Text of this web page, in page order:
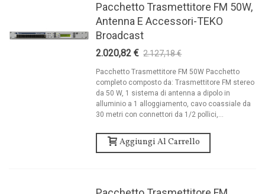
Pacchetto Trasmettitore FM 50W,
Antenna E Accessori-TEKO
Broadcast
2.020,82 € 2.127,18 €
Pacchetto Trasmettitore FM 50W Pacchetto
completo composto da: Trasmettitore FM stereo
da 50 W, 1 sistema di antenna a dipolo in
alluminio a 1 alloggiamento, cavo coassiale da
30 metri con connettori da 1/2 pollici,...
Aggiungi Al Carrello